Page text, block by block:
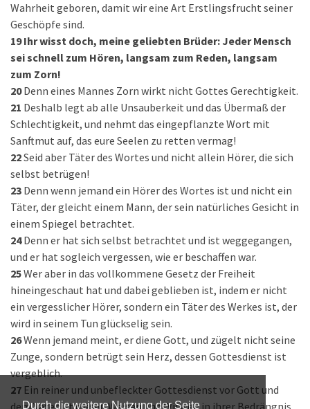
Durch die weitere Nutzung der Seite
Wahrheit geboren, damit wir eine Art Erstlingsfrucht seiner
Geschöpfe sind.
19 Ihr wisst doch, meine geliebten Brüder: Jeder Mensch
sei schnell zum Hören, langsam zum Reden, langsam
zum Zorn!
20 Denn eines Mannes Zorn wirkt nicht Gottes Gerechtigkeit.
21 Deshalb legt ab alle Unsauberkeit und das Übermaß der
Schlechtigkeit, und nehmt das eingepflanzte Wort mit
Sanftmut auf, das eure Seelen zu retten vermag!
22Seid aber Täter des Wortes und nicht allein Hörer, die sich
selbst betrügen!
23 Denn wenn jemand ein Hörer des Wortes ist und nicht ein
Täter, der gleicht einem Mann, der sein natürliches Gesicht in
einem Spiegel betrachtet.
24 Denn er hat sich selbst betrachtet und ist weggegangen,
und er hat sogleich vergessen, wie er beschaffen war.
25Wer aber in das vollkommene Gesetz der Freiheit
hineingeschaut hat und dabei geblieben ist, indem er nicht
ein vergesslicher Hörer, sondern ein Täter des Werkes ist, der
wird in seinem Tun glückselig sein.
26Wenn jemand meint, er diene Gott, und zügelt nicht seine
Zunge, sondern betrügt sein Herz, dessen Gottesdienst ist
vergeblich.
27 Ein reiner und unbefleckter Gottesdienst vor Gott und
dem Vater ist dieser: Waisen und Witwen in ihrer Bedrängnis